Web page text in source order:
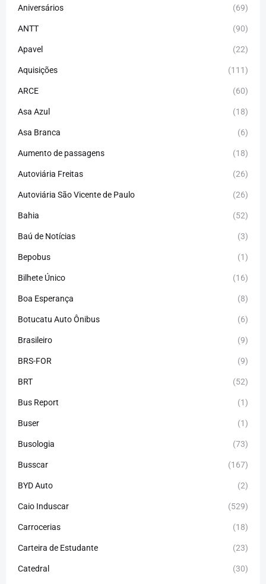
Aniversários (69)
ANTT (90)
Apavel (22)
Aquisições (111)
ARCE (60)
Asa Azul (18)
Asa Branca (6)
Aumento de passagens (18)
Autoviária Freitas (26)
Autoviária São Vicente de Paulo (26)
Bahia (52)
Baú de Notícias (3)
Bepobus (1)
Bilhete Único (16)
Boa Esperança (8)
Botucatu Auto Ônibus (6)
Brasileiro (9)
BRS-FOR (9)
BRT (52)
Bus Report (1)
Buser (1)
Busologia (73)
Busscar (167)
BYD Auto (2)
Caio Induscar (529)
Carrocerias (18)
Carteira de Estudante (23)
Catedral (30)